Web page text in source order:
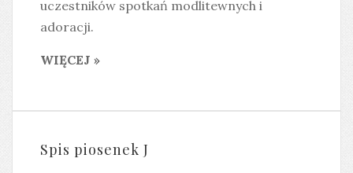
uczestników spotkań modlitewnych i
adoracji.
WIĘCEJ »
Spis piosenek J